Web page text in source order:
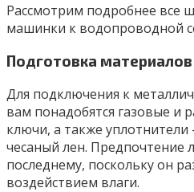
Рассмотрим подробнее все
машинки к водопроводной
Подготовка
Для подключения к
вам понадобятся газовые и
ключи, а также
чесаный лен. Предпочтение
последнему, поскольку он
воздействием влаги.